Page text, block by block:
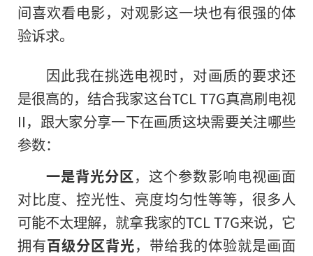
间喜欢看电影，对观影这一块也有很强的体
验诉求。
因此我在挑选电视时，对画质的要求还
是很高的，结合我家这台TCL T7G真高刷电视
II，跟大家分享一下在画质这块需要关注哪些
参数：
一是背光分区，这个参数影响电视画面
对比度、控光性、亮度均匀性等等，很多人
可能不太理解，就拿我家的TCL T7G来说，它
拥有百级分区背光，带给我的体验就是画面